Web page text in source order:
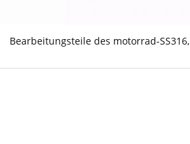
Bearbeitungsteile des motorrad-SS316,